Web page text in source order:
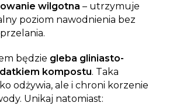
wilgotna – utrzymuje
poziom nawodnienia bez
będzie gleba gliniasto-
kompostu. Taka
odżywia, ale i chroni korzenie
Unikaj natomiast: